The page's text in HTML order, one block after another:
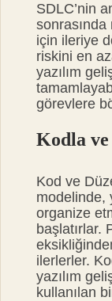
SDLC’nin
için ileriye
riskini en
yazılım
görevlere
Kodla
Kod ve
modelinde,
organize
başlatırlar.
ilerlerler.
yazılım
kullanılan